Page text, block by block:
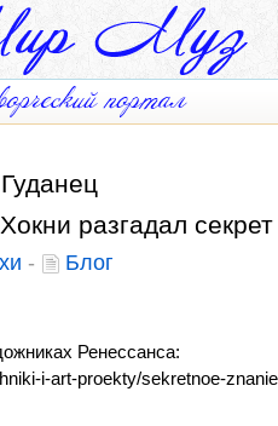
разгадал
- Блог
Ренессанса:
i-art-proekty/sekretnoe-